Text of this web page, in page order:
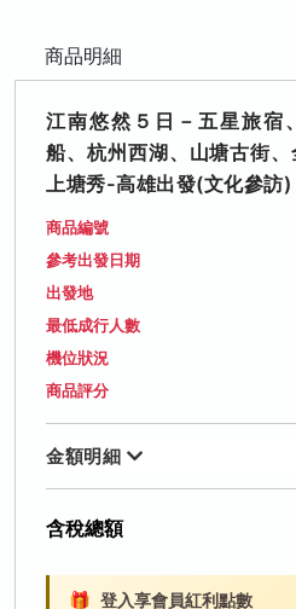
商品明細
江南悠然５日－五星旅宿
船、杭州西湖、山塘古街
上塘秀-高雄出發(文化參訪)
商品編號
參考出發日期
出發地
最低成行人數
機位狀況
商品評分
金額明細
含稅總額
🎁 登入享會員紅利點數